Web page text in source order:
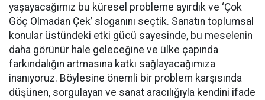
yaşayacağımız bu küresel probleme ayırdık ve ‘Çok
Göç Olmadan Çek’ sloganını seçtik. Sanatın toplumsal
konular üstündeki etki gücü sayesinde, bu meselenin
daha görünür hale geleceğine ve ülke çapında
farkındalığın artmasına katkı sağlayacağımıza
inanıyoruz. Böylesine önemli bir problem karşısında
düşünen, sorgulayan ve sanat aracılığıyla kendini ifade